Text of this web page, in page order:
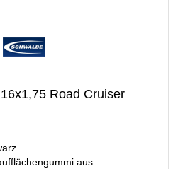
Road Cruiser
aus